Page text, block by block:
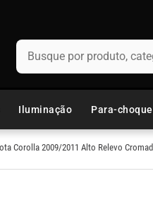
Busque por produto, categoria
Iluminação Para-
Corolla 2009/2011 Alto Relevo
MAIS BUSCADOS
fusca
capo